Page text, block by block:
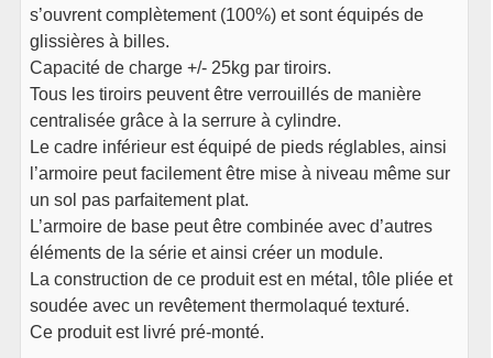
s’ouvrent complètement (100%) et sont équipés de
glissières à billes.
Capacité de charge +/- 25kg par tiroirs.
Tous les tiroirs peuvent être verrouillés de manière
centralisée grâce à la serrure à cylindre.
Le cadre inférieur est équipé de pieds réglables, ainsi
l’armoire peut facilement être mise à niveau même sur
un sol pas parfaitement plat.
L’armoire de base peut être combinée avec d’autres
éléments de la série et ainsi créer un module.
La construction de ce produit est en métal, tôle pliée et
soudée avec un revêtement thermolaqué texturé.
Ce produit est livré pré-monté.